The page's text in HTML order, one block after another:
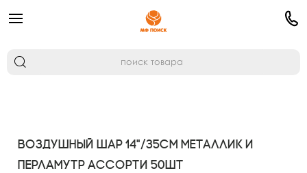
Воздушный шар 14"/35см Металлик и
перламутр ассорти 50шт